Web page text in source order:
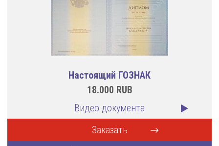
Настоящий ГОЗНАК
18.000 RUB
Видео документа
Заказать